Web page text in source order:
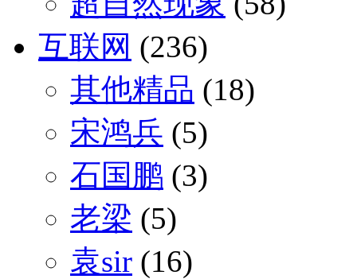
互联网 (236)
其他精品 (18)
宋鸿兵 (5)
石国鹏 (3)
老梁 (5)
袁sir (16)